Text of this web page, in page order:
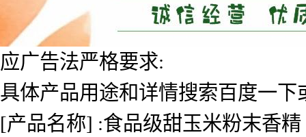
应广告法严格要求:
具体产品用途和详情搜索百度一
[产品名称] :食品级甜玉米粉末香精